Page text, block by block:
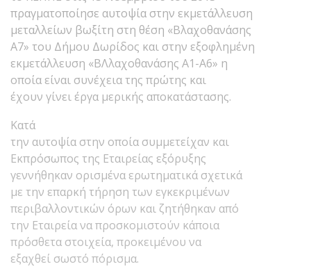
πραγματοποίησε αυτοψία στην εκμετάλλευση
μεταλλείων βωξίτη στη θέση «Βλαχοθανάσης
Α7» του Δήμου Δωρίδος και στην εξοφλημένη
εκμετάλλευση «ΒΛλαχοθανάσης Α1-Α6» η
οποία είναι συνέχεια της πρώτης και
έχουν γίνει έργα μερικής αποκατάστασης.
Κατά
την αυτοψία στην οποία συμμετείχαν και
Εκπρόσωπος της Εταιρείας εξόρυξης
γεννήθηκαν ορισμένα ερωτηματικά σχετικά
με την επαρκή τήρηση των εγκεκριμένων
περιβαλλοντικών όρων και ζητήθηκαν από
την Εταιρεία να προσκομιστούν κάποια
πρόσθετα στοιχεία, προκειμένου να
εξαχθεί σωστό πόρισμα.